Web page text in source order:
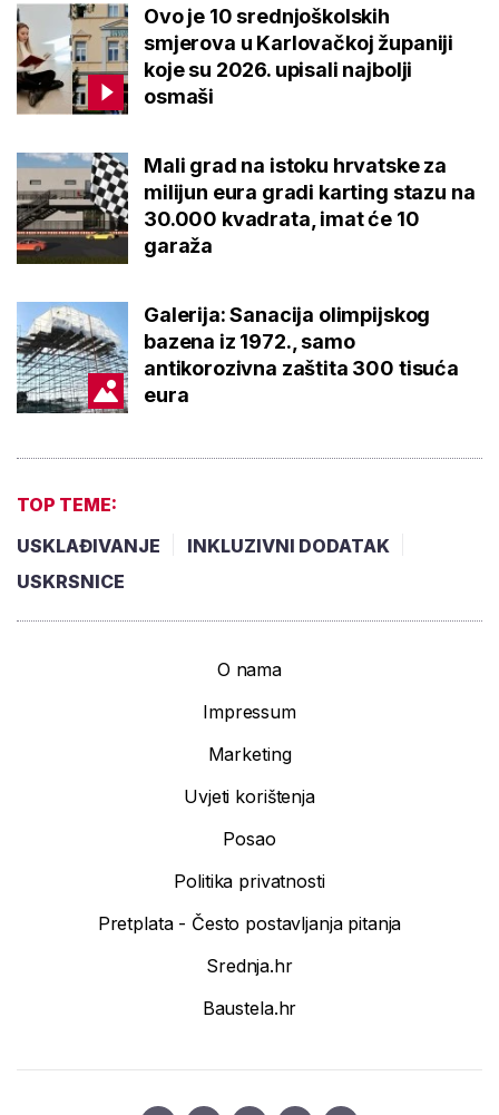
Ovo je 10 srednjoškolskih
smjerova u Karlovačkoj županiji
koje su 2026. upisali najbolji
osmaši
Mali grad na istoku hrvatske za
milijun eura gradi karting stazu na
30.000 kvadrata, imat će 10
garaža
Galerija: Sanacija olimpijskog
bazena iz 1972., samo
antikorozivna zaštita 300 tisuća
eura
TOP TEME:
USKLAĐIVANJE
INKLUZIVNI DODATAK
USKRSNICE
O nama
Impressum
Marketing
Uvjeti korištenja
Posao
Politika privatnosti
Pretplata - Često postavljanja pitanja
Srednja.hr
Baustela.hr